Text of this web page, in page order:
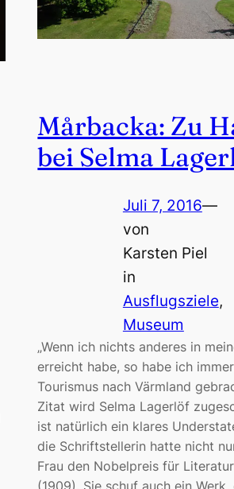
Mårbacka: Zu
bei Selma
Juli 7, 2016—
von
Karsten Piel
in
Ausflugsziele
Museum
„Wenn ich nichts anderes in
erreicht habe, so habe ich
Tourismus nach Värmland
Zitat wird Selma Lagerlöf
ist natürlich ein klares
die Schriftstellerin hatte nicht
Frau den Nobelpreis für